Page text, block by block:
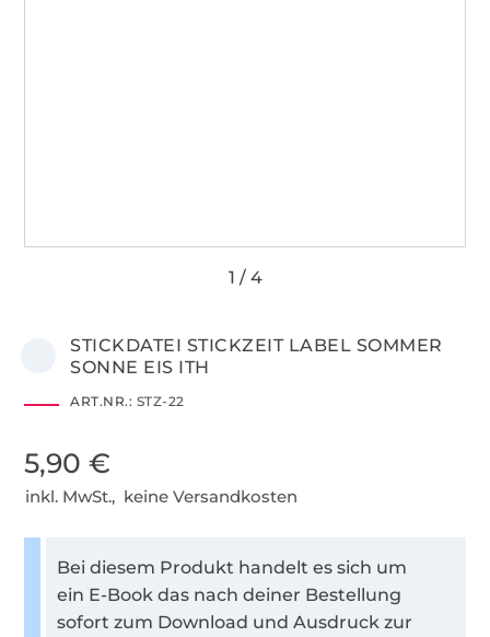
STICKDATEI STICKZEIT LABEL SOMMER
SONNE EIS ITH
ART.NR.: STZ-22
5,90 €
inkl. MwSt., keine Versandkosten
Bei diesem Produkt handelt es sich um
ein E-Book das nach deiner Bestellung
sofort zum Download und Ausdruck zur